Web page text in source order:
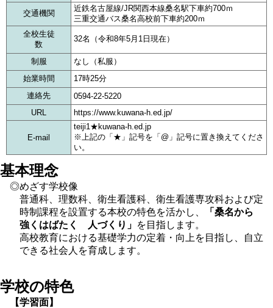
交通機関
近鉄名古屋線/JR関西本線桑名駅下車約700ｍ
三重交通バス桑名高校前下車約200ｍ
全校生徒
数
32名（令和8年5月1日現在）
制服
なし（私服）
始業時間
17時25分
連絡先
0594-22-5220
URL
https://www.kuwana-h.ed.jp/
E-mail
teiji1★kuwana-h.ed.jp
※上記の「★」記号を「@」記号に置き換えてくださ
い。
基本理念
◎めざす学校像
普通科、理数科、衛生看護科、衛生看護専攻科および定
時制課程を設置する本校の特色を活かし、
「桑名から
強くはばたく 人づくり」 を目指します。
高校教育における基礎学力の定着・向上を目指し、自立
できる社会人を育成します。
学校の特色
【学習面】